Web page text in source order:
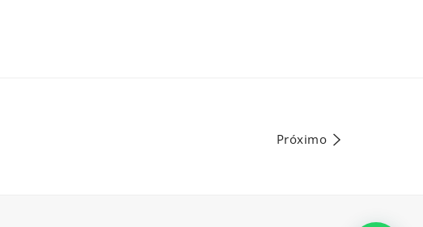
Próximo